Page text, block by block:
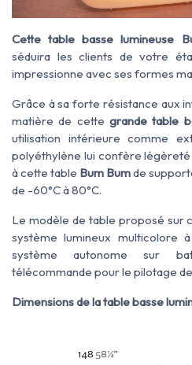
Cette table basse lumineuse
séduira les clients de votre
impressionne avec ses formes
Grâce à sa forte résistance aux
matière de cette grande table
utilisation intérieure comme
polyéthylène lui confère
à cette table Bum Bumde
de -60°C à 80°C.
Le modèle de table proposé sur
système lumineux multicolore
système autonome sur
télécommande pour le pilotage
Dimensions de la table basse